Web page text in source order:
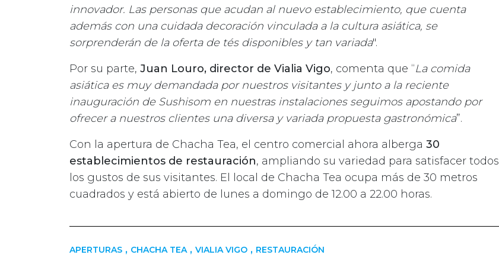
innovador. Las personas que acudan al nuevo establecimiento, que cuenta
además con una cuidada decoración vinculada a la cultura asiática, se
sorprenderán de la oferta de tés disponibles y tan variada".
Por su parte, Juan Louro, director de Vialia Vigo, comenta que “La comida
asiática es muy demandada por nuestros visitantes y junto a la reciente
inauguración de Sushisom en nuestras instalaciones seguimos apostando por
ofrecer a nuestros clientes una diversa y variada propuesta gastronómica”.
Con la apertura de Chacha Tea, el centro comercial ahora alberga 30
establecimientos de restauración, ampliando su variedad para satisfacer todos
los gustos de sus visitantes. El local de Chacha Tea ocupa más de 30 metros
cuadrados y está abierto de lunes a domingo de 12.00 a 22.00 horas.
APERTURAS , CHACHA TEA , VIALIA VIGO , RESTAURACIÓN